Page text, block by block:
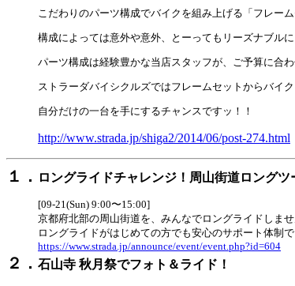
こだわりのパーツ構成でバイクを組み上げる「フレーム
構成によっては意外や意外、とーってもリーズナブル
パーツ構成は経験豊かな当店スタッフが、ご予算に合
ストラーダバイシクルズではフレームセットからバイ
自分だけの一台を手にするチャンスですッ！！
http://www.strada.jp/shiga2/2014/06/post-274.html
１． ロングライドチャレンジ！周山街道ロングツ
[09-21(Sun) 9:00〜15:00]
京都府北部の周山街道を、みんなでロングライドしませ
ロングライドがはじめての方でも安心のサポート体制
https://www.strada.jp/announce/event/event.php?id=604
２． 石山寺 秋月祭でフォト＆ライド！